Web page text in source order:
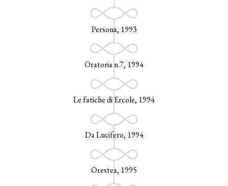
Persona, 1993
Oratoria n.7, 1994
Le fatiche di Ercole, 1994
Da Lucifero, 1994
Orestea, 1995